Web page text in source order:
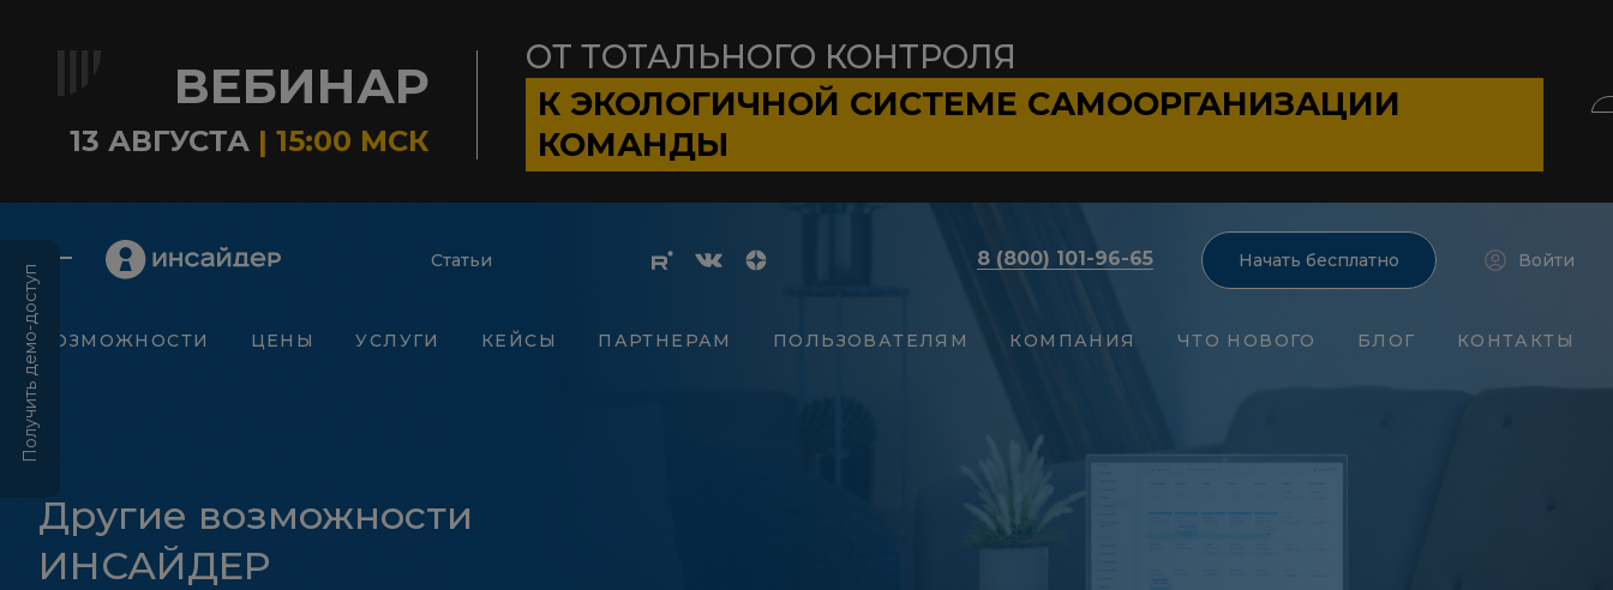
Получить демо-доступ
ВЕБИНАР
13 АВГУСТА | 15:00 МСК
ОТ ТОТАЛЬНОГО КОНТРОЛЯ
К ЭКОЛОГИЧНОЙ СИСТЕМЕ САМООРГАНИЗАЦИИ
КОМАНДЫ
Статьи 8 (800) 101-96-65 Начать бесплатно Войти
ВОЗМОЖНОСТИ ЦЕНЫ УСЛУГИ КЕЙСЫ ПАРТНЕРАМ ПОЛЬЗОВАТЕЛЯМ КОМПАНИЯ ЧТО НОВОГО БЛОГ КОНТАКТЫ
Другие возможности
ИНСАЙДЕР